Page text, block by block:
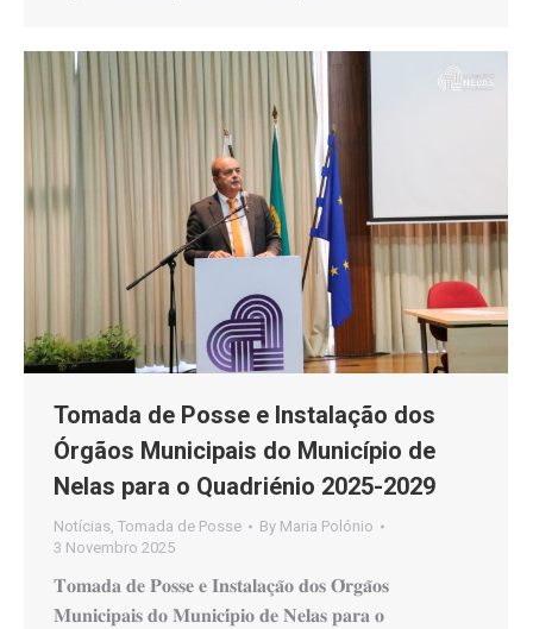
Tomada de Posse e Instalação dos
Órgãos Municipais do Município de
Nelas para o Quadriénio 2025-2029
Notícias, Tomada de Posse By Maria Polónio
3 Novembro 2025
𝐓𝐨𝐦𝐚𝐝𝐚 𝐝𝐞 𝐏𝐨𝐬𝐬𝐞 𝐞 𝐈𝐧𝐬𝐭𝐚𝐥𝐚𝐜̧𝐚̃𝐨 𝐝𝐨𝐬 𝐎́𝐫𝐠𝐚̃𝐨𝐬
𝐌𝐮𝐧𝐢𝐜𝐢𝐩𝐚𝐢𝐬 𝐝𝐨 𝐌𝐮𝐧𝐢𝐜𝐢́𝐩𝐢𝐨 𝐝𝐞 𝐍𝐞𝐥𝐚𝐬 𝐩𝐚𝐫𝐚 𝐨